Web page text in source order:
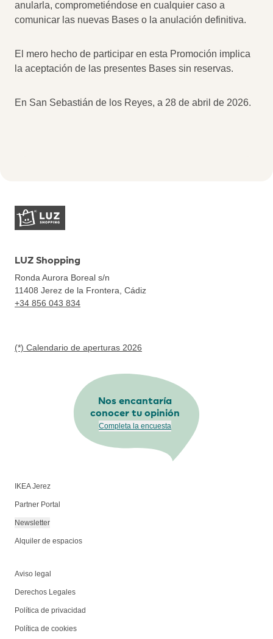
anularla, comprometiéndose en cualquier caso a
comunicar las nuevas Bases o la anulación definitiva.
El mero hecho de participar en esta Promoción implica
la aceptación de las presentes Bases sin reservas.
En San Sebastián de los Reyes, a 28 de abril de 2026.
LUZ Shopping
Ronda Aurora Boreal s/n
11408 Jerez de la Frontera, Cádiz
+34 856 043 834
(*) Calendario de aperturas 2026
Nos encantaría
conocer tu opinión
Completa la encuesta
IKEA Jerez
Partner Portal
Newsletter
Alquiler de espacios
Aviso legal
Derechos Legales
Política de privacidad
Política de cookies